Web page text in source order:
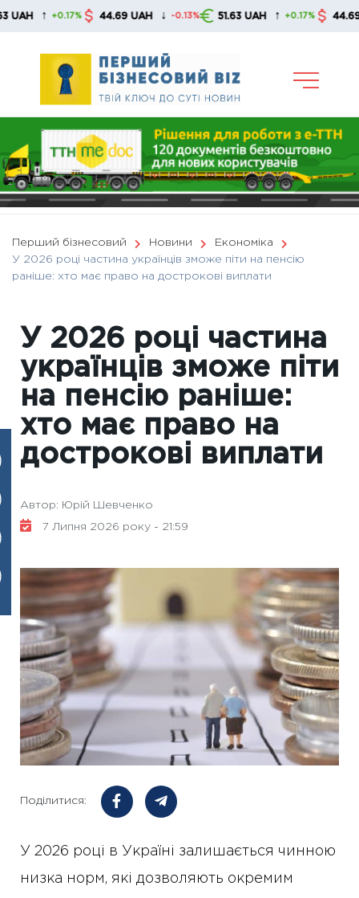
Skip
↑ +0.17% 44.69 UAH ↓ -0.13% 51.63 UAH ↑ +0.17% 44.69 UAH
Перший бізнесовий Новини
Економіка
У 2026 році частина українців зможе піти на пенсію
раніше: хто має право на дострокові виплати
У 2026 році частина
українців зможе піти
на пенсію раніше:
хто має право на
дострокові виплати
Автор: Юрій Шевченко
7 Липня 2026 року - 21:59
Поділитися:
У 2026 році в Україні залишається чинною
низка норм, які дозволяють окремим